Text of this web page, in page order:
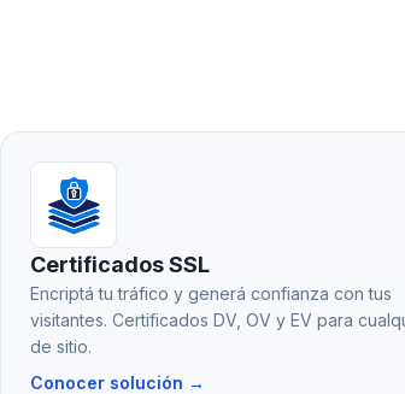
Certificados SSL
Encriptá tu tráfico y generá confianza con tus
visitantes. Certificados DV, OV y EV para
de sitio.
Conocer solución →